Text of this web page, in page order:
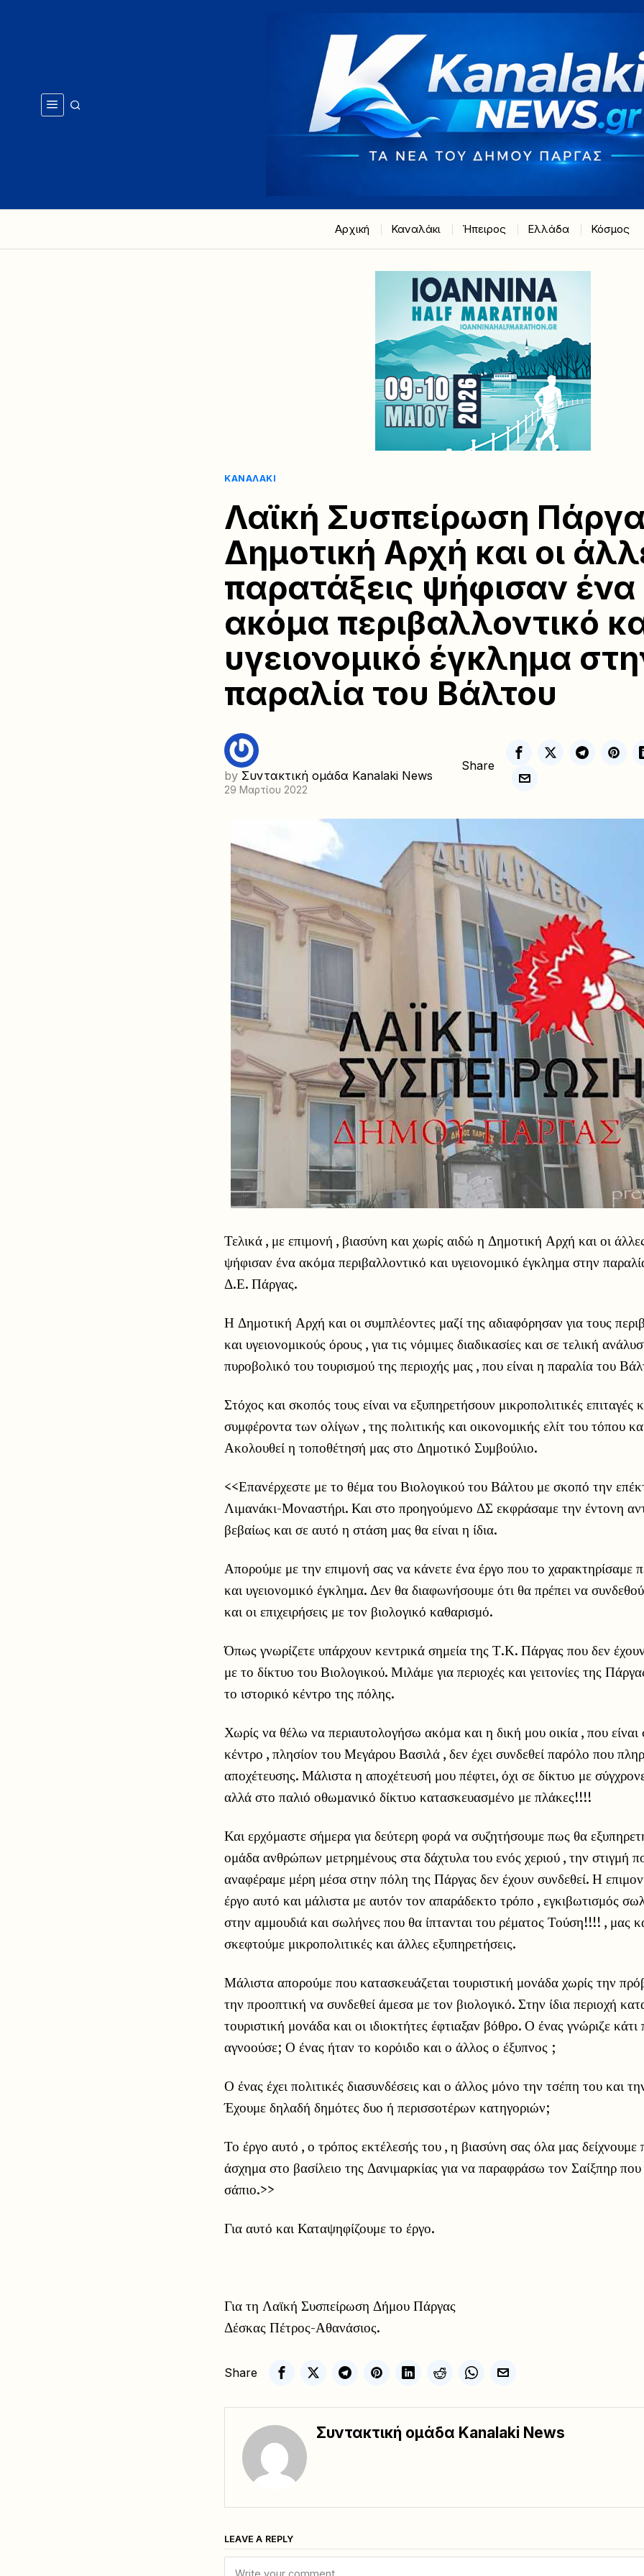
Αρχική Καναλάκι Ήπειρος Ελλάδα Κόσμος
ΚΑΝΑΛΆΚΙ
Λαϊκή Συσπείρωση
Δημοτική Αρχή και οι
παρατάξεις ψήφισαν ένα
ακόμα περιβαλλοντικό
υγειονομικό έγκλημα
παραλία του Βάλτου
by Συντακτική ομάδα Kanalaki News
29 Μαρτίου 2022
Share
Τελικά , με επιμονή , βιασύνη και χωρίς αιδώ η Δημοτική Αρχή και οι
ψήφισαν ένα ακόμα περιβαλλοντικό και υγειονομικό έγκλημα στην
Δ.Ε. Πάργας.
Η Δημοτική Αρχή και οι συμπλέοντες μαζί της αδιαφόρησαν για τους
και υγειονομικούς όρους , για τις νόμιμες διαδικασίες και σε τελική
πυροβολικό του τουρισμού της περιοχής μας , που είναι η παραλία του
Στόχος και σκοπός τους είναι να εξυπηρετήσουν μικροπολιτικές επιταγές
συμφέροντα των ολίγων , της πολιτικής και οικονομικής ελίτ του τόπου
Ακολουθεί η τοποθέτησή μας στο Δημοτικό Συμβούλιο.
<<Επανέρχεστε με το θέμα του Βιολογικού του Βάλτου με σκοπό την
Λιμανάκι-Μοναστήρι. Και στο προηγούμενο ΔΣ εκφράσαμε την έντονη
βεβαίως και σε αυτό η στάση μας θα είναι η ίδια.
Απορούμε με την επιμονή σας να κάνετε ένα έργο που το χαρακτηρίσαμε
και υγειονομικό έγκλημα. Δεν θα διαφωνήσουμε ότι θα πρέπει να
και οι επιχειρήσεις με τον βιολογικό καθαρισμό.
Όπως γνωρίζετε υπάρχουν κεντρικά σημεία της Τ.Κ. Πάργας που δεν
με το δίκτυο του Βιολογικού. Μιλάμε για περιοχές και γειτονίες της
το ιστορικό κέντρο της πόλης.
Χωρίς να θέλω να περιαυτολογήσω ακόμα και η δική μου οικία , που είναι
κέντρο , πλησίον του Μεγάρου Βασιλά , δεν έχει συνδεθεί παρόλο που
αποχέτευσης. Μάλιστα η αποχέτευσή μου πέφτει, όχι σε δίκτυο με
αλλά στο παλιό οθωμανικό δίκτυο κατασκευασμένο με πλάκες!!!!
Και ερχόμαστε σήμερα για δεύτερη φορά να συζητήσουμε πως θα
ομάδα ανθρώπων μετρημένους στα δάχτυλα του ενός χεριού , την στιγμή
αναφέραμε μέρη μέσα στην πόλη της Πάργας δεν έχουν συνδεθεί. Η
έργο αυτό και μάλιστα με αυτόν τον απαράδεκτο τρόπο , εγκιβωτισμός
στην αμμουδιά και σωλήνες που θα ίπτανται του ρέματος Τούση!!!! , μας
σκεφτούμε μικροπολιτικές και άλλες εξυπηρετήσεις.
Μάλιστα απορούμε που κατασκευάζεται τουριστική μονάδα χωρίς την
την προοπτική να συνδεθεί άμεσα με τον βιολογικό. Στην ίδια περιοχή
τουριστική μονάδα και οι ιδιοκτήτες έφτιαξαν βόθρο. Ο ένας γνώριζε
αγνοούσε; Ο ένας ήταν το κορόιδο και ο άλλος ο έξυπνος ;
Ο ένας έχει πολιτικές διασυνδέσεις και ο άλλος μόνο την τσέπη του και
Έχουμε δηλαδή δημότες δυο ή περισσοτέρων κατηγοριών;
Το έργο αυτό , ο τρόπος εκτέλεσής του , η βιασύνη σας όλα μας δείχνουμε
άσχημα στο βασίλειο της Δανιμαρκίας για να παραφράσω τον Σαίξπηρ που
σάπιο.>>
Για αυτό και Καταψηφίζουμε το έργο.
Για τη Λαϊκή Συσπείρωση Δήμου Πάργας
Δέσκας Πέτρος-Αθανάσιος.
Share
Συντακτική ομάδα Kanalaki News
LEAVE A REPLY